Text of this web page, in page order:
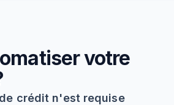
votre
crédit n'est requise